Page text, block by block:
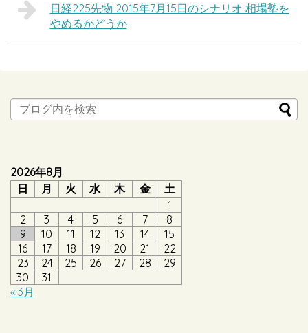
日経225先物 2015年7月15日のシナリオ 相場塾を
やめるかどうか
2026年8月
日
月 火 水 木 金
土
1
2
3 4 5 6 7
8
9
10 11 12 13 14
15
16
17 18 19 20 21
22
23
24 25 26 27 28
29
30
31
« 3月